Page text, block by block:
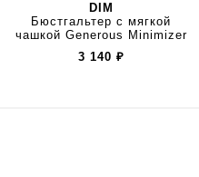
DIM
Бюстгальтер с мягкой
чашкой Generous Minimizer
3 140 ₽